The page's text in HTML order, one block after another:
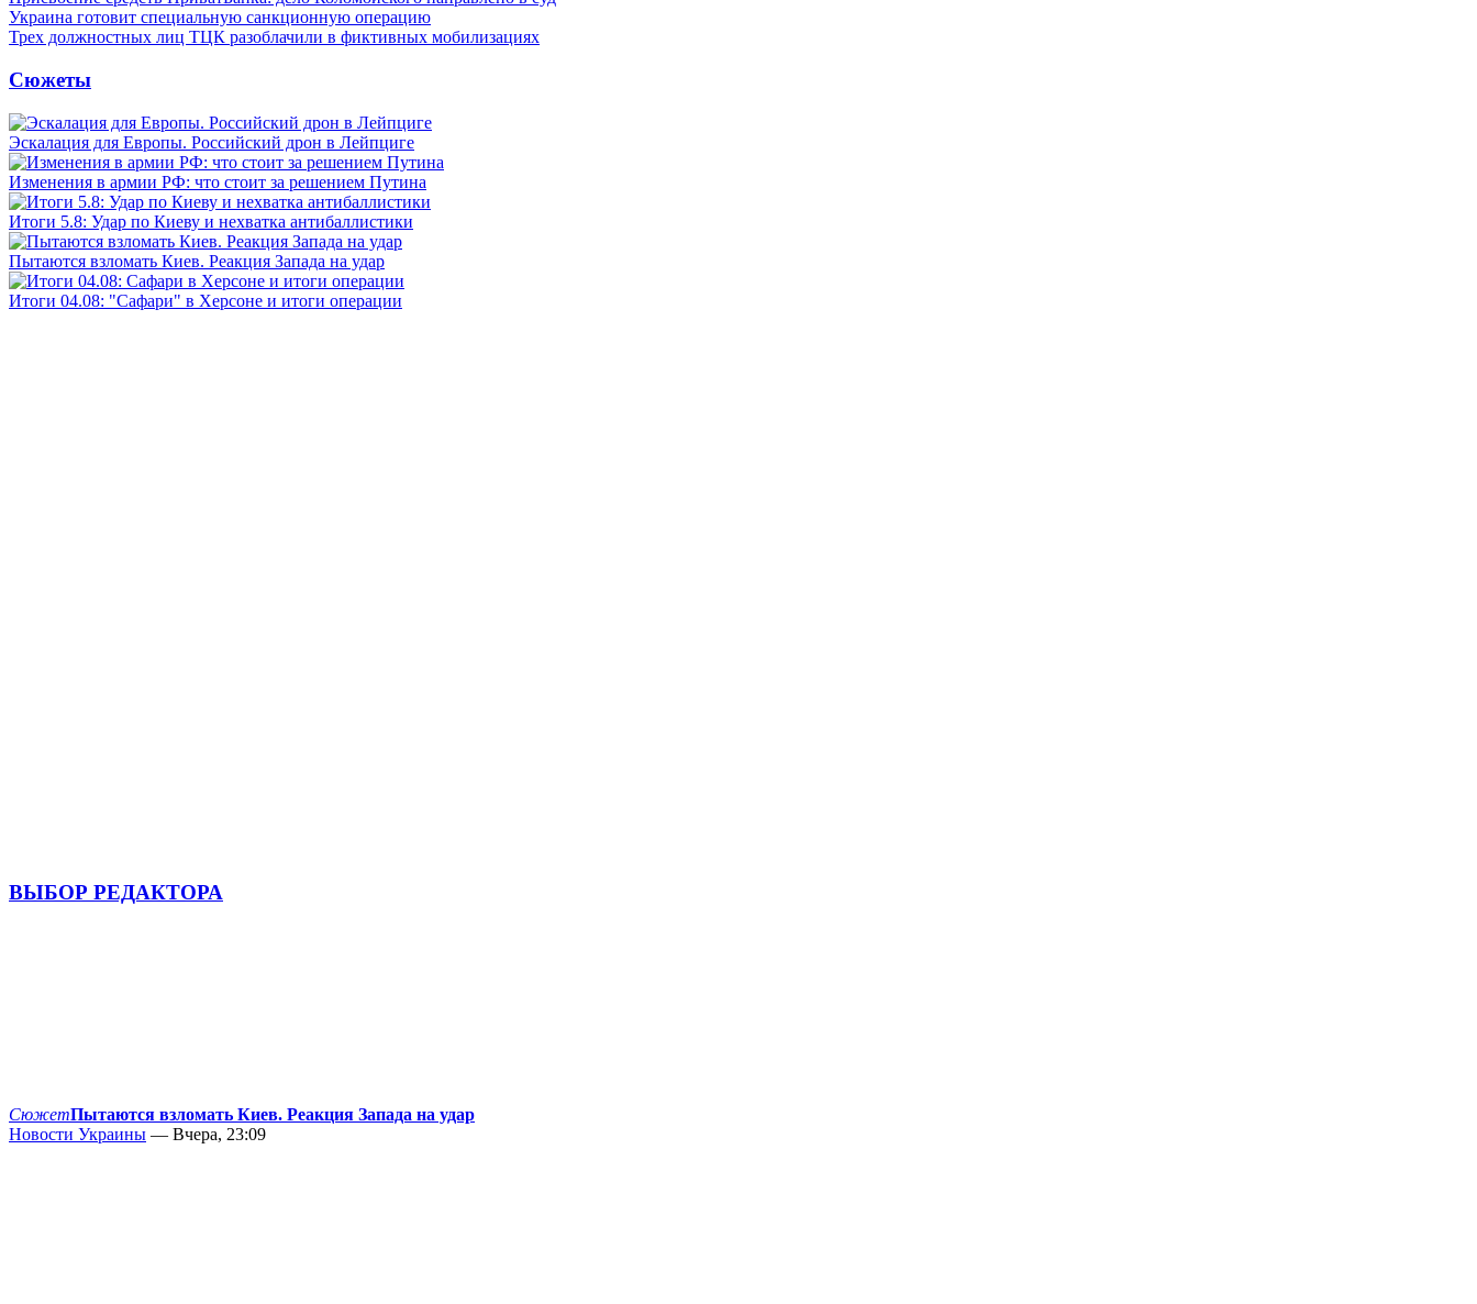
Украина готовит специальную санкционную операцию
Трех должностных лиц ТЦК разоблачили в фиктивных мобилизациях
Сюжеты
Эскалация для Европы. Российский дрон в Лейпциге
Изменения в армии РФ: что стоит за решением Путина
Итоги 5.8: Удар по Киеву и нехватка антибаллистики
Пытаются взломать Киев. Реакция Запада на удар
Итоги 04.08: "Сафари" в Херсоне и итоги операции
ВЫБОР РЕДАКТОРА
СюжетПытаются взломать Киев. Реакция Запада на удар
Новости Украины — Вчера, 23:09